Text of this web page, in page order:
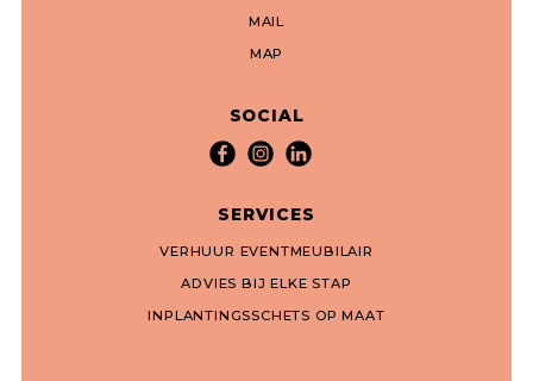
MAIL
MAP
SOCIAL
SERVICES
VERHUUR EVENTMEUBILAIR
ADVIES BIJ ELKE STAP
INPLANTINGSSCHETS OP MAAT